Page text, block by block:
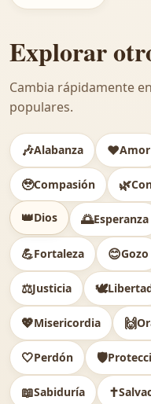
Explorar
Cambia rápidamente
populares.
🎶Alabanza ❤️Amor
🥹Compasión 🌿
👑Dios 🌅Esperanza
💪Fortaleza 😊Gozo
⚖️Justicia 🕊
💖Misericordia 🙌
🤍Perdón 🛡️
📖Sabiduría ✝️